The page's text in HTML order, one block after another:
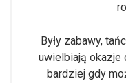
Były zabawy,
uwielbiają okazje
bardziej gdy